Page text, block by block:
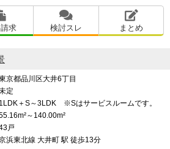
求 検討スレ まとめ
京都品川区大井6丁目
定
1LDK＋S～3LDK ※Sはサービスルームです。
～140.00m²
戸
浜東北線 大井町 駅 徒歩13分